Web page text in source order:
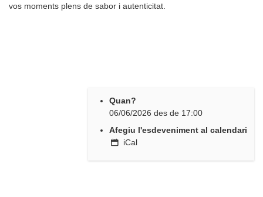
vos moments plens de sabor i autenticitat.
Quan?
06/06/2026 des de 17:00
Afegiu l'esdeveniment al calendari
iCal